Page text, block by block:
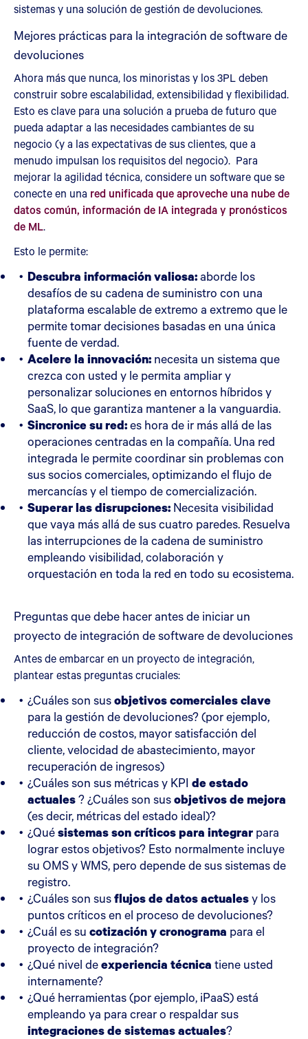
sistemas y una solución de gestión de devoluciones.
Mejores prácticas para la integración de software de
devoluciones
Ahora más que nunca, los minoristas y los 3PL deben
construir sobre escalabilidad, extensibilidad y flexibilidad.
Esto es clave para una solución a prueba de futuro que
pueda adaptar a las necesidades cambiantes de su
negocio (y a las expectativas de sus clientes, que a
menudo impulsan los requisitos del negocio). Para
mejorar la agilidad técnica, considere un software que se
conecte en una red unificada que aproveche una nube de
datos común, información de IA integrada y pronósticos
de ML.
Esto le permite:
Descubra información valiosa:aborde los
desafíos de su cadena de suministro con una
plataforma escalable de extremo a extremo que le
permite tomar decisiones basadas en una única
fuente de verdad.
Acelere la innovación: necesita un sistema que
crezca con usted y le permita ampliar y
personalizar soluciones en entornos híbridos y
SaaS, lo que garantiza mantener a la vanguardia.
Sincronice su red:es hora de ir más allá de las
operaciones centradas en la compañía. Una red
integrada le permite coordinar sin problemas con
sus socios comerciales, optimizando el flujo de
mercancías y el tiempo de comercialización.
Superar las disrupciones: Necesita visibilidad
que vaya más allá de sus cuatro paredes. Resuelva
las interrupciones de la cadena de suministro
empleando visibilidad, colaboración y
orquestación en toda la red en todo su ecosistema.
Preguntas que debe hacer antes de iniciar un
proyecto de integración de software de devoluciones
Antes de embarcar en un proyecto de integración,
plantear estas preguntas cruciales:
¿Cuáles son susobjetivos comerciales clave
para la gestión de devoluciones? (por ejemplo,
reducción de costos, mayor satisfacción del
cliente, velocidad de abastecimiento, mayor
recuperación de ingresos)
¿Cuáles son sus métricas y KPI de estado
actuales? ¿Cuáles son susobjetivos de mejora
(es decir, métricas del estado ideal)?
¿Quésistemas son críticos para integrar para
lograr estos objetivos? Esto normalmente incluye
su OMS y WMS, pero depende de sus sistemas de
registro.
¿Cuáles son susflujos de datos actualesy los
puntos críticos en el proceso de devoluciones?
¿Cuál es su cotización y cronograma para el
proyecto de integración?
¿Qué nivel deexperiencia técnica tiene usted
internamente?
¿Qué herramientas (por ejemplo, iPaaS) está
empleando ya para crear o respaldar sus
integraciones de sistemas actuales?